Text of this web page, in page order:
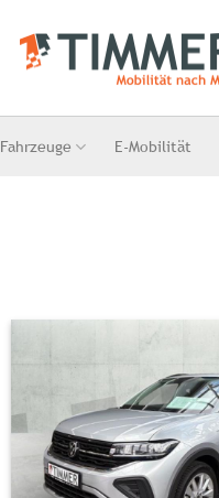
Fahrzeuge E-Mobilität